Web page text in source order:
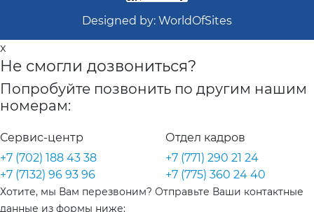
Designed by: WorldOfSites
x
Не смогли дозвониться?
Попробуйте позвонить по другим нашим
номерам:
Сервис-центр
+7 (702) 188 43 38
+7 (7132) 96 93 96
Отдел кадров
+7 (771) 290 21 24
+7 (775) 360 24 40
Хотите, мы Вам перезвоним? Отправьте Ваши контактные
данные из формы ниже: